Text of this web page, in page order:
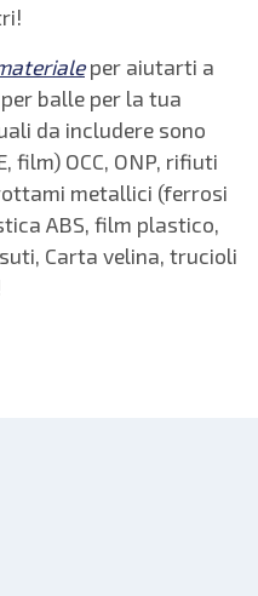
per aiutarti a
balle per la tua
da includere sono
film) OCC, ONP, rifiuti
metallici (ferrosi
ABS, film plastico,
Carta velina, trucioli